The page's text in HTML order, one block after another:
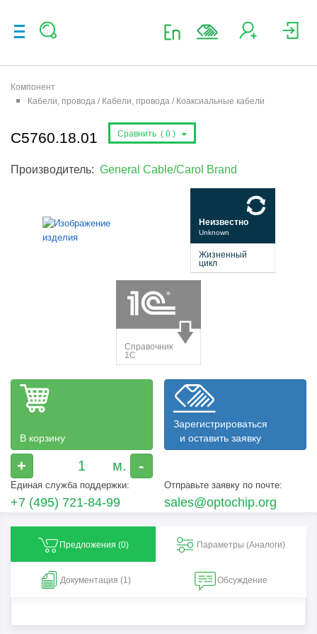
Компонент
Кабели, провода / Кабели, провода / Коаксиальные кабели
C5760.18.01 Сравнить ( 0 )
Производитель: General Cable/Carol Brand
В корзину
+ -
Зарегистрироваться
и оставить заявку
Единая служба поддержки:
+7 (495) 721-84-99
Отправьте заявку по почте:
sales@optochip.org
Предложения (0) Параметры (Aналоги)
Документация (1) Обсуждение